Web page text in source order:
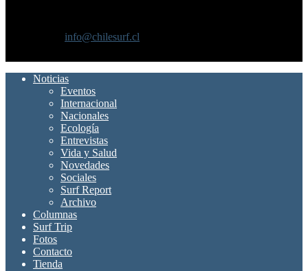
info@chilesurf.cl
Noticias
Eventos
Internacional
Nacionales
Ecología
Entrevistas
Vida y Salud
Novedades
Sociales
Surf Report
Archivo
Columnas
Surf Trip
Fotos
Contacto
Tienda